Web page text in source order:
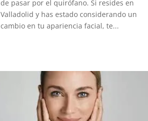
de pasar por el quirófano. Si resides en
Valladolid y has estado considerando un
cambio en tu apariencia facial, te...